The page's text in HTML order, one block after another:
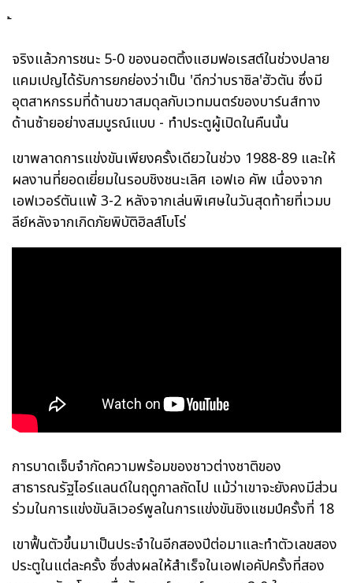
จริงแล้วการชนะ 5-0 ของนอตติ้งแฮมฟอเรสต์ในช่วงปลาย
แคมเปญได้รับการยกย่องว่าเป็น 'ดีกว่าบราซิล'ฮัวตัน ซึ่งมี
อุตสาหกรรมที่ด้านขวาสมดุลกับเวทมนตร์ของบาร์นส์ทาง
ด้านซ้ายอย่างสมบูรณ์แบบ - ทำประตูผู้เปิดในคืนนั้น
เขาพลาดการแข่งขันเพียงครั้งเดียวในช่วง 1988-89 และให้
ผลงานที่ยอดเยี่ยมในรอบชิงชนะเลิศ เอฟเอ คัพ เนื่องจาก
เอฟเวอร์ตันแพ้ 3-2 หลังจากเล่นพิเศษในวันสุดท้ายที่เวมบ
ลีย์หลังจากเกิดภัยพิบัติฮิลส์โบโร่
การบาดเจ็บจำกัดความพร้อมของชาวต่างชาติของ
สาธารณรัฐไอร์แลนด์ในฤดูกาลถัดไป แม้ว่าเขาจะยังคงมีส่วน
ร่วมในการแข่งขันลิเวอร์พูลในการแข่งขันชิงแชมป์ครั้งที่ 18
เขาฟื้นตัวขึ้นมาเป็นประจำในอีกสองปีต่อมาและทำตัวเลขสอง
ประตูในแต่ละครั้ง ซึ่งส่งผลให้สำเร็จในเอฟเอคัปครั้งที่สอง